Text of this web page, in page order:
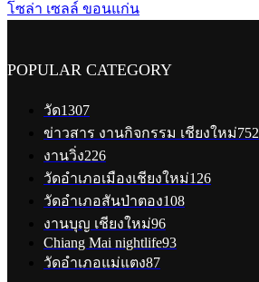
โซล่า เซลล์ ขอนแก่น
POPULAR CATEGORY
วัด1307
ข่าวสาร งานกิจกรรม เชียงใหม่752
งานวิ่ง226
วัดอำเภอเมืองเชียงใหม่126
วัดอำเภอสันป่าตอง108
งานบุญ เชียงใหม่96
Chiang Mai nightlife93
วัดอำเภอแม่แตง87